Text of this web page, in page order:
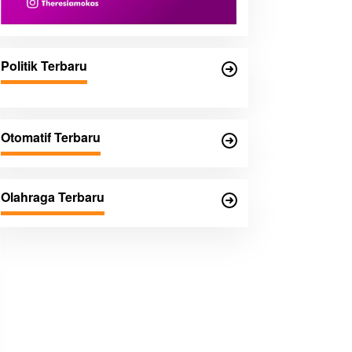
Politik Terbaru
Otomatif Terbaru
Olahraga Terbaru